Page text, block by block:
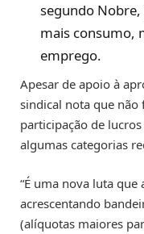
segundo
mais consumo,
emprego.
Apesar de apoio à
sindical nota que não
participação de
algumas categorias
“É uma nova luta que
acrescentando
(alíquotas maiores